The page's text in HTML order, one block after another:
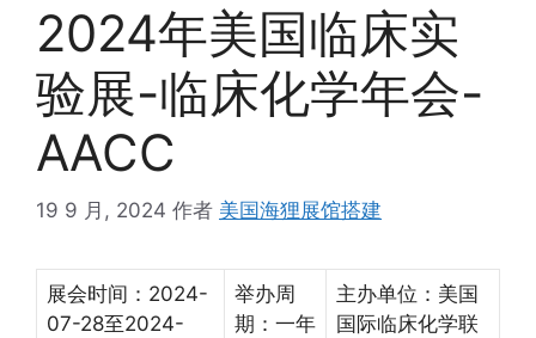
2024年美国临床实
验展-临床化学年会-
AACC
19 9 月, 2024 作者 美国海狸展馆搭建
展会时间：2024-
07-28至2024-
举办周
期：一年
主办单位：美国
国际临床化学联